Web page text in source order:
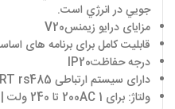
جويي در انرژي است.
مزایای درایو زیمنسV20
قابلیت کامل برای برنامه های
درجه حفاظتIP20
دارای سیستم ارتباطی rs485
ولتاژ: برای 1 AC200 تا 240 ولت | 0.12 تا 3 کیلووات و برای 3